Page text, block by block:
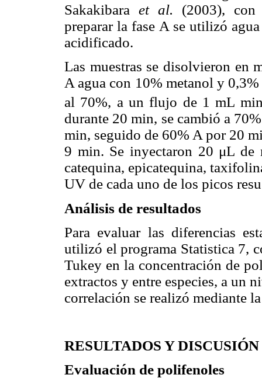
Sakakibara et al. (2003), con
preparar la fase A se utilizó
acidificado.
Las muestras se disolvieron en
A agua con 10% metanol y
al 70%, a un flujo de 1 mL
durante 20 min, se cambió a
min, seguido de 60% A por 20
9 min. Se inyectaron 20 μL de
catequina, epicatequina,
UV de cada uno de los picos
Análisis de resultados
Para evaluar las diferencias
utilizó el programa Statistica 7,
Tukey en la concentración de
extractos y entre especies, a un
correlación se realizó mediante
RESULTADOS Y DISCUSIÓN
Evaluación de polifenoles